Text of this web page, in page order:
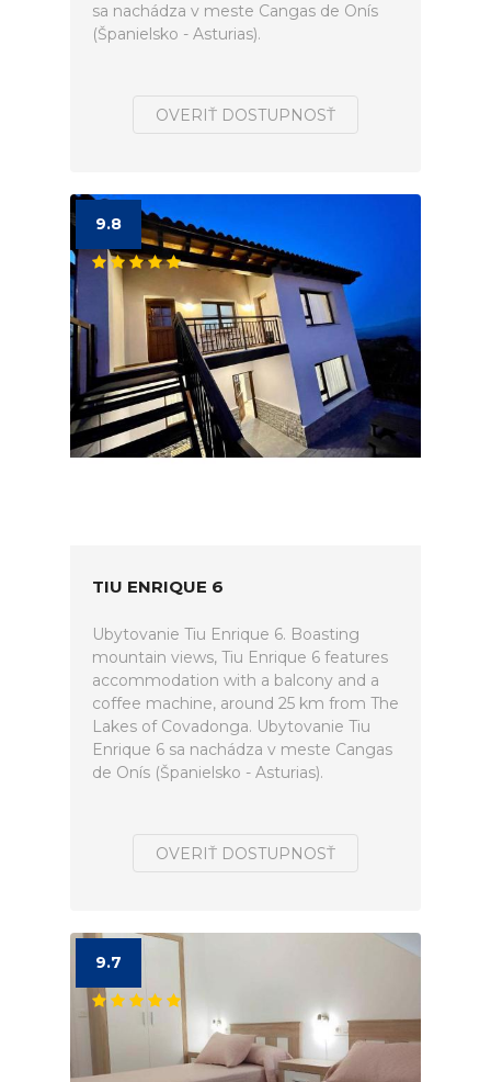
sa nachádza v meste Cangas de Onís
(Španielsko - Asturias).
OVERIŤ DOSTUPNOSŤ
9.8
TIU ENRIQUE 6
Ubytovanie Tiu Enrique 6. Boasting
mountain views, Tiu Enrique 6 features
accommodation with a balcony and a
coffee machine, around 25 km from The
Lakes of Covadonga. Ubytovanie Tiu
Enrique 6 sa nachádza v meste Cangas
de Onís (Španielsko - Asturias).
OVERIŤ DOSTUPNOSŤ
9.7